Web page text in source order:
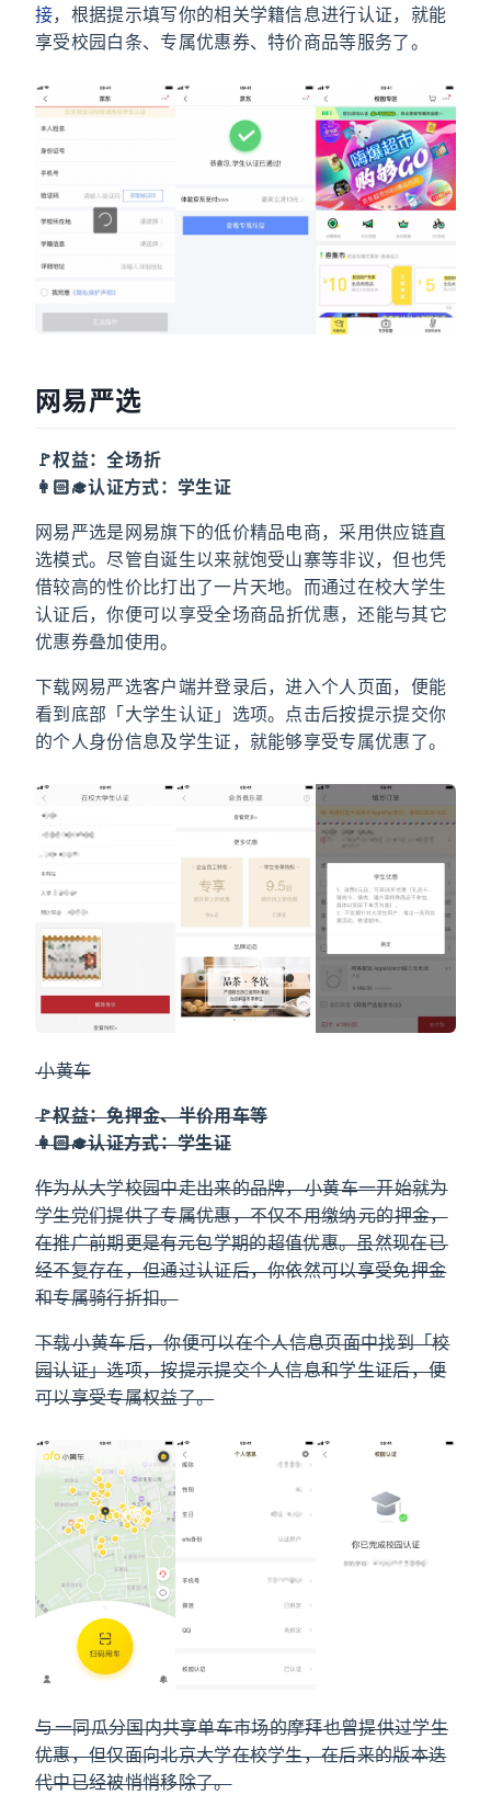
接，根据提示填写你的相关学籍信息进行认证，就能
享受校园白条、专属优惠券、特价商品等服务了。
网易严选
🚩权益：全场 9.5 折
👩🏻‍🎓认证方式：学生证
网易严选是网易旗下的低价精品电商，采用供应链直
选模式。尽管自诞生以来就饱受山寨等非议，但也凭
借较高的性价比打出了一片天地。而通过在校大学生
认证后，你便可以享受全场商品 9.5 折优惠，还能与其它
优惠券叠加使用。
下载网易严选客户端并登录后，进入个人页面，便能
看到底部「大学生认证」选项。点击后按提示提交你
的个人身份信息及学生证，就能够享受专属优惠了。
## ofo 小黄车
🚩权益：免押金、半价用车等
👩🏻‍🎓认证方式：学生证
作为从大学校园中走出来的品牌，ofo 小黄车一开始就为
学生党们提供了专属优惠，不仅不用缴纳 99 元的押金，
在推广前期更是有 9.9 元包学期的超值优惠。虽然现在已
经不复存在，但通过认证后，你依然可以享受免押金
和专属骑行折扣。
下载 ofo 小黄车 App 后，你便可以在个人信息页面中找到「校
园认证」选项，按提示提交个人信息和学生证后，便
可以享受专属权益了。
与 ofo 一同瓜分国内共享单车市场的摩拜也曾提供过学生
优惠，但仅面向北京大学在校学生，在后来的版本迭
代中已经被悄悄移除了。